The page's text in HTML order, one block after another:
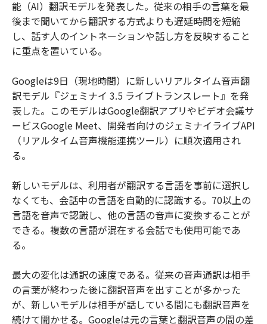
能（AI）翻訳モデルを発表した。従来の相手の言葉を最
後まで聞いてから翻訳する方式よりも遅延時間を短縮
し、話す人のイントネーションや話し方を反映すること
に重点を置いている。
Googleは9日（現地時間）に新しいリアルタイム音声翻
訳モデル『ジェミナイ 3.5 ライブトランスレート』を発
表した。このモデルはGoogle翻訳アプリやビデオ会議サ
ービスGoogle Meet、開発者向けのジェミナイライブAPI
（リアルタイム音声機能連携ツール）に順次適用され
る。
新しいモデルは、利用者が翻訳する言語を事前に選択し
なくても、会話中の言語を自動的に認識する。70以上の
言語を音声で認識し、他の言語の音声に変換することが
できる。複数の言語が混在する会話でも使用可能であ
る。
最大の変化は通訳の速度である。従来の音声通訳は相手
の言葉が終わった後に翻訳音声を出すことが多かった
が、新しいモデルは相手が話している間にも翻訳音声を
続けて聞かせる。Googleは元の言葉と翻訳音声の間の差